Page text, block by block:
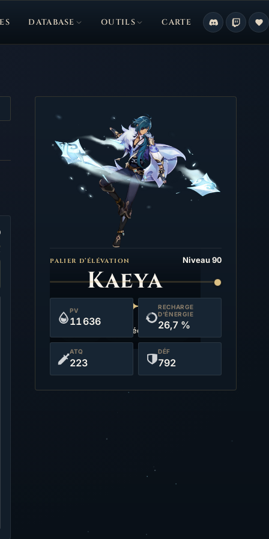
DATABASE OUTILS CARTE
Kaeya
Épée à une main
PALIER D’ÉLÉVATION Niveau 90
PV
11 636
RECHARGE
D'ÉNERGIE
26,7 %
ATQ
223
DÉF
792